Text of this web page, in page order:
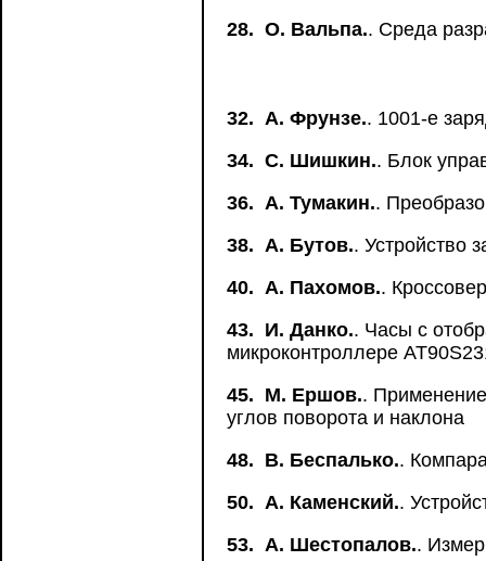
28. О. Вальпа.. Среда
32. А. Фрунзе.. 1001-е
34. C. Шишкин.. Блок
36. А. Тумакин..
38. А. Бутов.. Устройство
40. A. Пахомов..
43. И. Данко.. Часы с
микроконтроллере
45. М. Ершов..
углов поворота и наклона
48. B. Беспалько..
50. А. Каменский..
53. А. Шестопалов..